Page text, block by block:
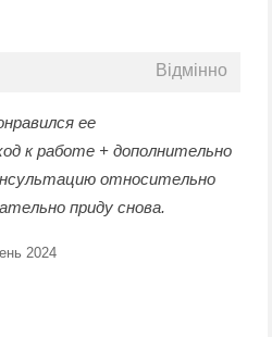
Відмінно
ее
к работе + дополнительно
относительно
приду снова.
2024